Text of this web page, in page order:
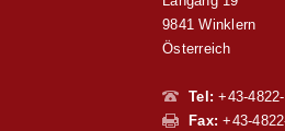
9841 Winklern
Österreich
Tel:+43-
Fax:+43-